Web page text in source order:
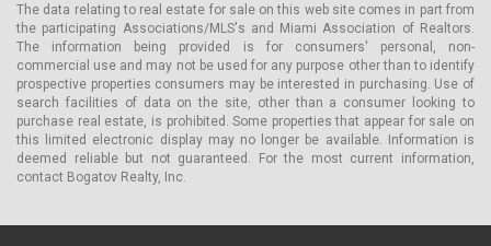
Este enfoque hace que Envy Residences resulte atractivo para
compradores que entienden el confort no solo como un interior
bonito, sino también como la calidad de un entorno que favorece
un estilo de vida activo y equilibrado.
Marina privada
La dimensión náutica del proyecto merece especial atención. La
marina privada es una de las características más sólidas y poco
comunes del mercado inmobiliario del sur de Florida.
The data relating to real estate for sale on this web site comes in part from
the participating Associations/MLS's and Miami Association of Realtors.
The information being provided is for consumers' personal, non-
commercial use and may not be used for any purpose other than to identify
prospective properties consumers may be interested in purchasing. Use of
search facilities of data on the site, other than a consumer looking to
purchase real estate, is prohibited. Some properties that appear for sale on
this limited electronic display may no longer be available. Information is
deemed reliable but not guaranteed. For the most current information,
contact Bogatov Realty, Inc.